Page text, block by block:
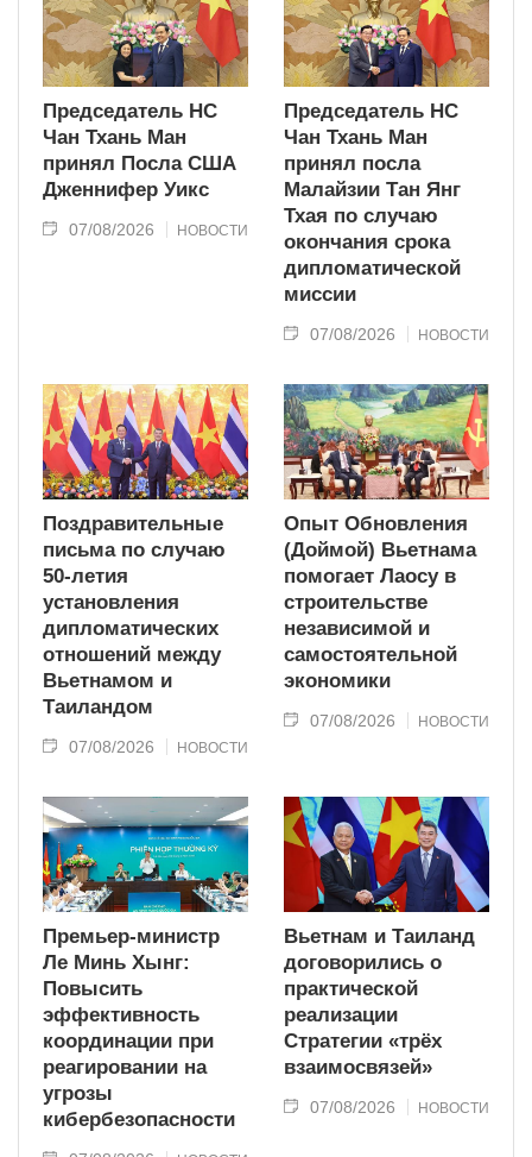
Председатель НС
Чан Тхань Ман
принял Посла США
Дженнифер Уикс
07/08/2026 НОВОСТИ
Председатель НС
Чан Тхань Ман
принял посла
Малайзии Тан Янг
Тхая по случаю
окончания срока
дипломатической
миссии
07/08/2026 НОВОСТИ
Поздравительные
письма по случаю
50-летия
установления
дипломатических
отношений между
Вьетнамом и
Таиландом
07/08/2026 НОВОСТИ
Опыт Обновления
(Доймой) Вьетнама
помогает Лаосу в
строительстве
независимой и
самостоятельной
экономики
07/08/2026 НОВОСТИ
Премьер-министр
Ле Минь Хынг:
Повысить
эффективность
координации при
реагировании на
угрозы
кибербезопасности
Вьетнам и Таиланд
договорились о
практической
реализации
Стратегии «трёх
взаимосвязей»
07/08/2026 НОВОСТИ